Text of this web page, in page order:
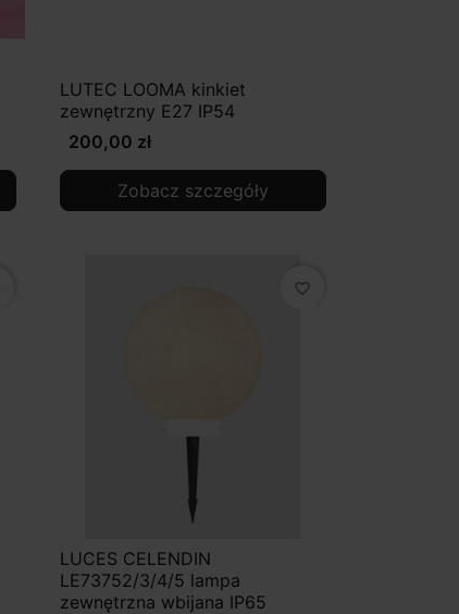
LUTEC LOOMA kinkiet
zewnętrzny E27 IP54
200,00 zł
Zobacz szczegóły
favorite_border
LUCES CELENDIN
LE73752/3/4/5 lampa
zewnętrzna wbijana IP65